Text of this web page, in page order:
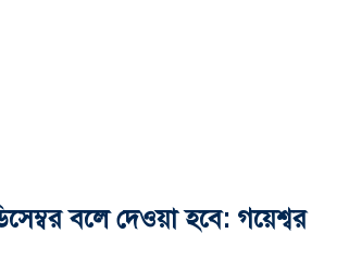
বলে দেওয়া হবে: গয়েশ্বর